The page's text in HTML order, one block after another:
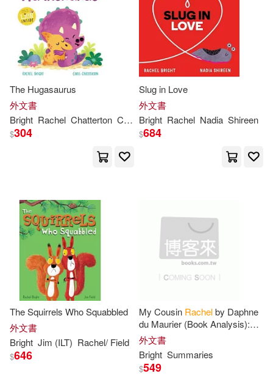
The Hugasaurus
外文書
Bright Rachel Chatterton Chris
$304
Slug in Love
外文書
Bright Rachel Nadia Shireen
$684
The Squirrels Who Squabbled
外文書
Bright Jim (ILT) Rachel/ Field
$646
My Cousin Rachelby Daphne
du Maurier (Book Analysis):
Detailed Summary, Analysis
and Reading Guide
外文書
Bright Summaries
$549